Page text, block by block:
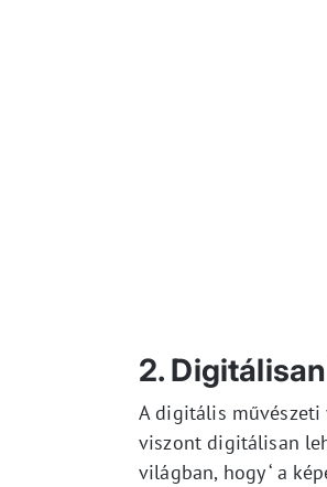
2.
A digitális művészeti
viszont digitálisan
világban, hogy ‘ a